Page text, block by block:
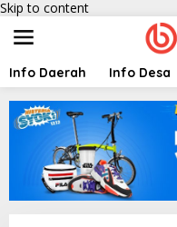
Skip to content
Info Daerah Info Desa